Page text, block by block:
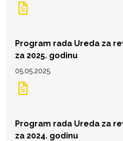
Program rada Ureda za
za 2025. godinu
05.05.2025.
Program rada Ureda za
za 2024. godinu